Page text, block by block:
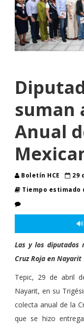
suman
Anual
Boletín HCE
29
Tiempo estimado
Las y los diputados
Cruz Roja en Nayarit
Tepic, 29 de abril
Nayarit, en su
colecta anual de la
que se hizo